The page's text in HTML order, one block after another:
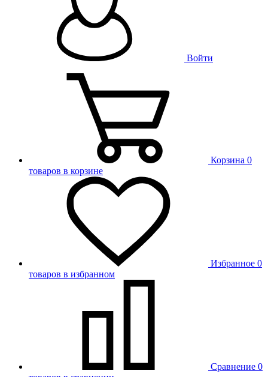
Войти
Корзина 0
товаров в корзине
Избранное 0
товаров в избранном
Сравнение 0